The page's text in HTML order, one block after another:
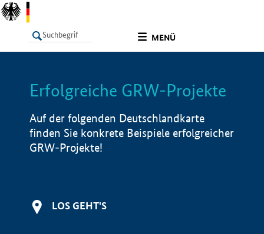
MENÜ
LISTE Info
Erfolgreiche GRW-Projekte
Auf der folgenden Deutschlandkarte
finden Sie konkrete Beispiele erfolgreicher
GRW-Projekte!
LOS GEHT'S